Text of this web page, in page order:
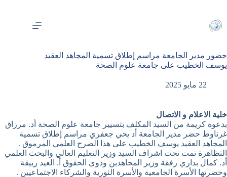
المحتوى
حضور مدير الجامعة مراسم إطلاق تسمية المجاهد العقيد
يوسف الخطيب على جامعة علوم الصحة
22 مايو 2025
خلية الاعلام و الاتصال
بدعوة كريمة من السيد المكلف بتسيير جامعة علوم الصحة أد. مرزاق
غرناوط حضر مدير الجامعة أد يحي جعفري مراسم إطلاق تسمية
المجاهد العقيد يوسف الخطيب على هذا الصرح العلمي المرموق .
التظاهرة تمت تحت اشراف السيد وزير التعليم العالي والبحث العلمي
أد. كمال بداري رفقة وزير المجاهدين وذوي الحقوق أ. العيد ربيقة
وحضرتها الأسرة الجامعية والأسرة الثورية والشركاء الاجتماعيين .